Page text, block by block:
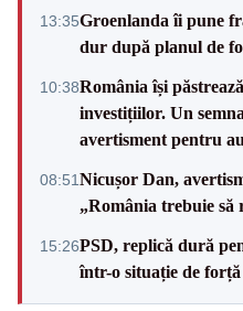
13:35Groenlanda îi pune
dur după planul de
10:38România își
investițiilor. Un
avertisment pentru
08:51Nicușor Dan,
„România trebuie să
15:26PSD, replică dură
într-o situație de